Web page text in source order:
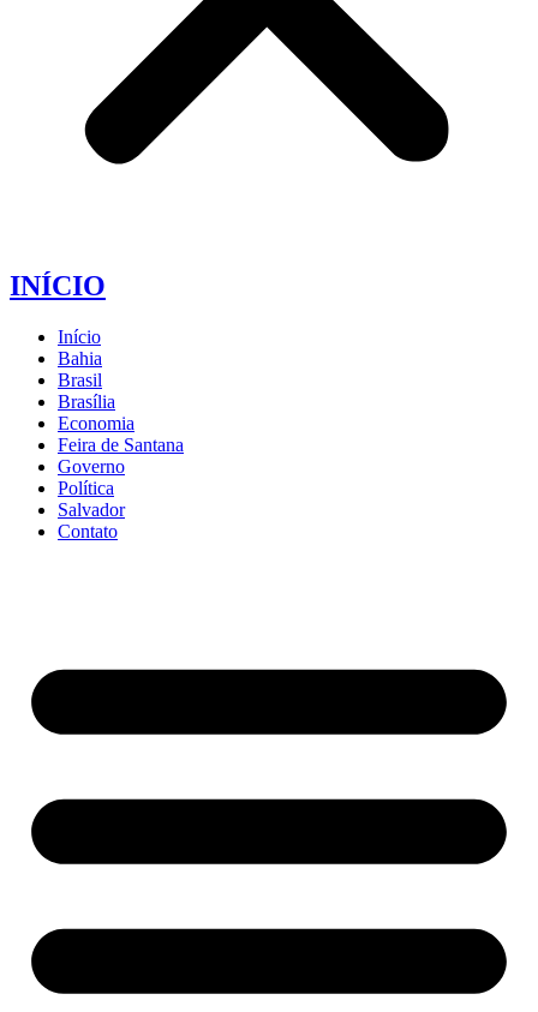
INÍCIO
Início
Bahia
Brasil
Brasília
Economia
Feira de Santana
Governo
Política
Salvador
Contato